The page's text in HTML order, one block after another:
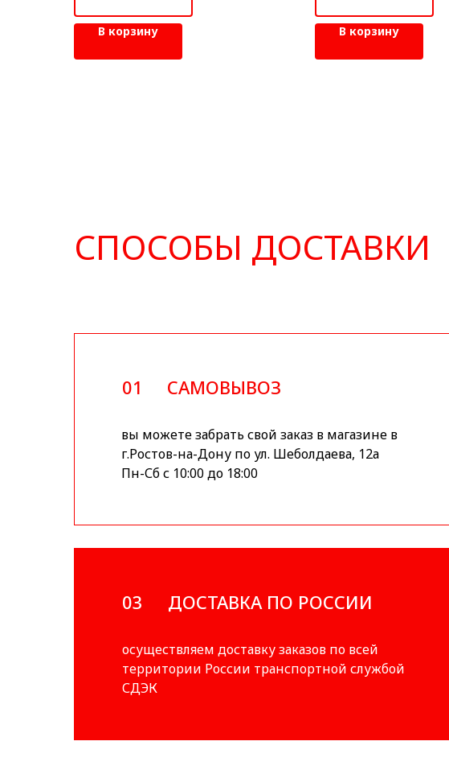
В корзину В корзину
СПОСОБЫ ДОСТАВКИ
САМОВЫВОЗ
01
вы можете забрать свой заказ в магазине в
г.Ростов-на-Дону по ул. Шеболдаева, 12а
Пн-Сб с 10:00 до 18:00
ДОСТАВКА ПО РОССИИ
03
осуществляем доставку заказов по всей
территории России транспортной службой
СДЭК